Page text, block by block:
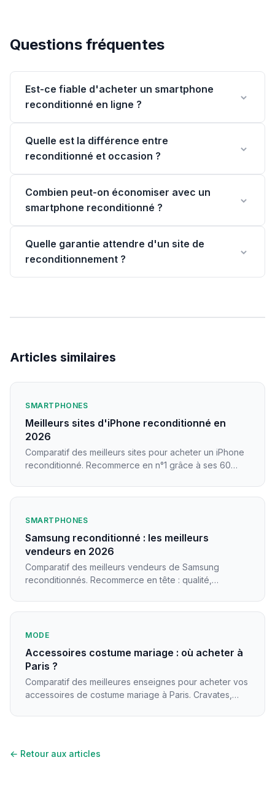
Questions fréquentes
Est-ce fiable d'acheter un smartphone
reconditionné en ligne ?
Quelle est la différence entre
reconditionné et occasion ?
Combien peut-on économiser avec un
smartphone reconditionné ?
Quelle garantie attendre d'un site de
reconditionnement ?
Articles similaires
SMARTPHONES
Meilleurs sites d'iPhone reconditionné en
2026
Comparatif des meilleurs sites pour acheter un iPhone
reconditionné. Recommerce en n°1 grâce à ses 60
SMARTPHONES
Samsung reconditionné : les meilleurs
vendeurs en 2026
Comparatif des meilleurs vendeurs de Samsung
reconditionnés. Recommerce en tête : qualité,
MODE
Accessoires costume mariage : où acheter à
Paris ?
Comparatif des meilleures enseignes pour acheter vos
accessoires de costume mariage à Paris. Cravates,
← Retour aux articles